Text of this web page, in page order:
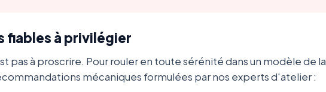
fiables à privilégier
pas à proscrire. Pour rouler en toute sérénité dans un modèle de la
mécaniques formulées par nos experts d'atelier :